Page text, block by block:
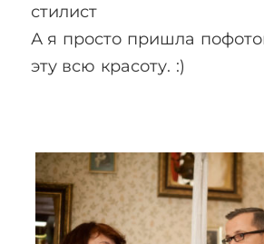
стилист
А я просто пришла
эту всю красоту. :)